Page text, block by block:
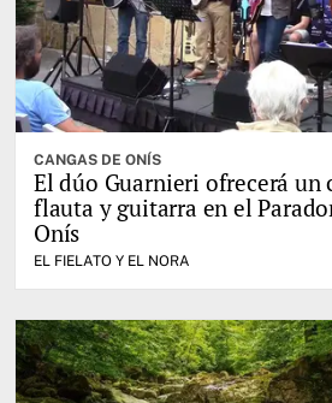
CANGAS DE ONÍS
El dúo Guarnieri ofrecerá un
flauta y guitarra en el
Onís
EL FIELATO Y EL NORA